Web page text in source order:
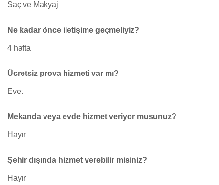
Saç ve Makyaj
Ne kadar önce iletişime geçmeliyiz?
4 hafta
Ücretsiz prova hizmeti var mı?
Evet
Mekanda veya evde hizmet veriyor musunuz?
Hayır
Şehir dışında hizmet verebilir misiniz?
Hayır